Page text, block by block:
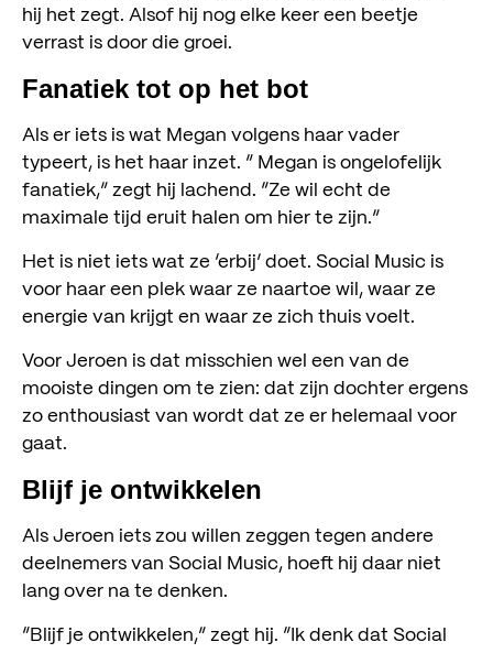
over ons
contact
Social Music
Radewijnstraat 10, 8022 BG Zwolle
info@socialmusic.nl
hij het zegt. Alsof hij nog elke keer een beetje
verrast is door die groei.
Fanatiek tot op het bot
Als er iets is wat Megan volgens haar vader
typeert, is het haar inzet. “ Megan is ongelofelijk
fanatiek,” zegt hij lachend. “Ze wil echt de
maximale tijd eruit halen om hier te zijn.”
Het is niet iets wat ze ‘erbij’ doet. Social Music is
voor haar een plek waar ze naartoe wil, waar ze
energie van krijgt en waar ze zich thuis voelt.
Voor Jeroen is dat misschien wel een van de
mooiste dingen om te zien: dat zijn dochter ergens
zo enthousiast van wordt dat ze er helemaal voor
gaat.
Blijf je ontwikkelen
Als Jeroen iets zou willen zeggen tegen andere
deelnemers van Social Music, hoeft hij daar niet
lang over na te denken.
“Blijf je ontwikkelen,” zegt hij. “Ik denk dat Social